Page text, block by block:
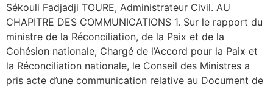
Sékouli Fadjadji TOURE, Administrateur Civil. AU
CHAPITRE DES COMMUNICATIONS 1. Sur le rapport du
ministre de la Réconciliation, de la Paix et de la
Cohésion nationale, Chargé de l’Accord pour la Paix et
la Réconciliation nationale, le Conseil des Ministres a
pris acte d’une communication relative au Document de